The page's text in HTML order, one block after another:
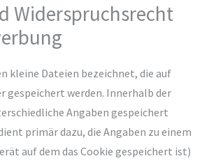
Widerspruchsrecht
kleine Dateien bezeichnet, die auf
gespeichert werden. Innerhalb der
Angaben gespeichert
primär dazu, die Angaben zu einem
auf dem das Cookie gespeichert ist)